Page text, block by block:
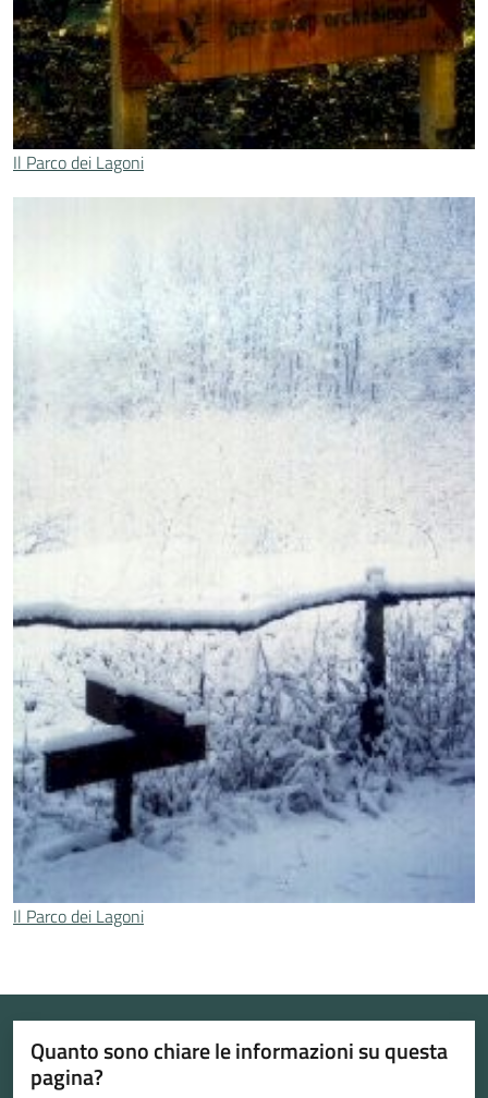
Il Parco dei Lagoni
Il Parco dei Lagoni
Quanto sono chiare le informazioni su questa
pagina?